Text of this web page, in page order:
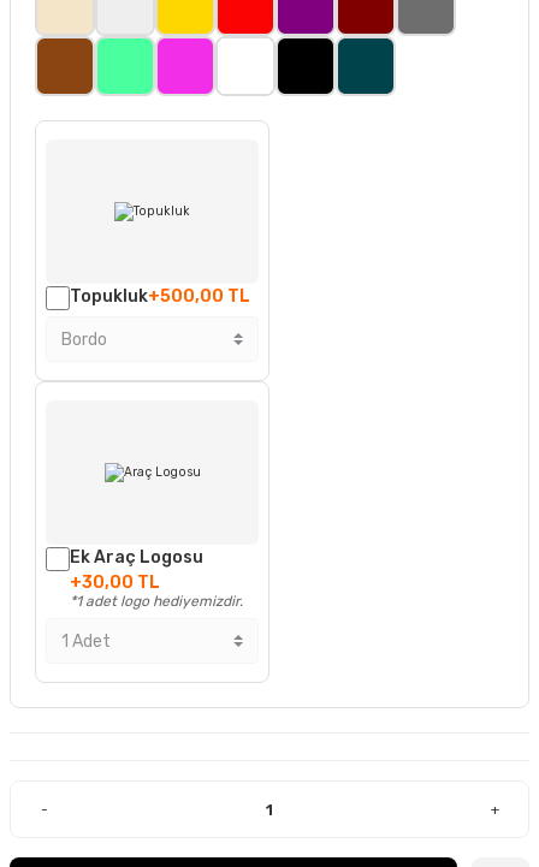
Topukluk+500,00 TL
Ek Araç Logosu
+30,00 TL
*1 adet logo hediyemizdir.
- +